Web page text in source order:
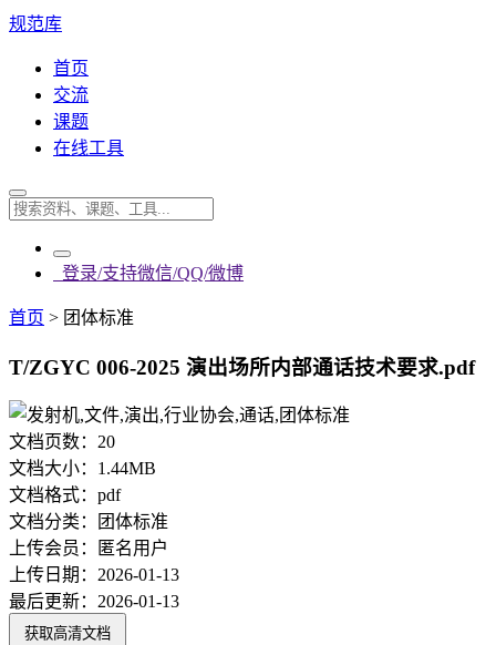
规范库
首页
交流
课题
在线工具
登录/支持微信/QQ/微博
首页 > 团体标准
T/ZGYC 006-2025 演出场所内部通话技术要求.pdf
文档页数： 20
文档大小： 1.44MB
文档格式： pdf
文档分类：
团体标准
上传会员：
匿名用户
上传日期： 2026-01-13
最后更新： 2026-01-13
获取高清文档